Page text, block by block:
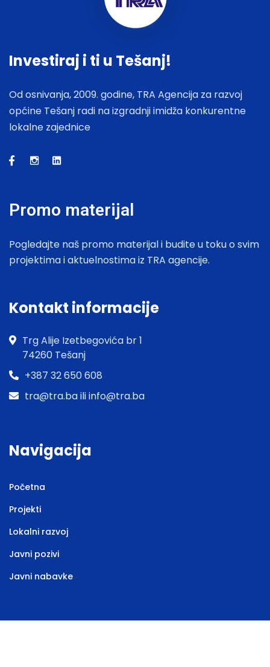
Investiraj i ti u Tešanj!
Od osnivanja, 2009. godine, TRA Agencija za razvoj
općine Tešanj radi na izgradnji imidža konkurentne
lokalne zajednice
Promo materijal
Pogledajte naš promo materijal i budite u toku o svim
projektima i aktuelnostima iz TRA agencije.
Kontakt informacije
Trg Alije Izetbegovića br 1
74260 Tešanj
+387 32 650 608
tra@tra.ba ili info@tra.ba
Navigacija
Početna
Projekti
Lokalni razvoj
Javni pozivi
Javni nabavke